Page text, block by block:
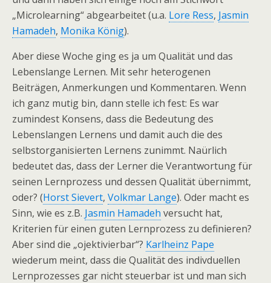
„Microlearning“ abgearbeitet (u.a. Lore Ress, Jasmin
Hamadeh, Monika König).
Aber diese Woche ging es ja um Qualität und das
Lebenslange Lernen. Mit sehr heterogenen
Beiträgen, Anmerkungen und Kommentaren. Wenn
ich ganz mutig bin, dann stelle ich fest: Es war
zumindest Konsens, dass die Bedeutung des
Lebenslangen Lernens und damit auch die des
selbstorganisierten Lernens zunimmt. Naürlich
bedeutet das, dass der Lerner die Verantwortung für
seinen Lernprozess und dessen Qualität übernimmt,
oder? (Horst Sievert, Volkmar Lange). Oder macht es
Sinn, wie es z.B. Jasmin Hamadeh versucht hat,
Kriterien für einen guten Lernprozess zu definieren?
Aber sind die „ojektivierbar“? Karlheinz Pape
wiederum meint, dass die Qualität des indivduellen
Lernprozesses gar nicht steuerbar ist und man sich